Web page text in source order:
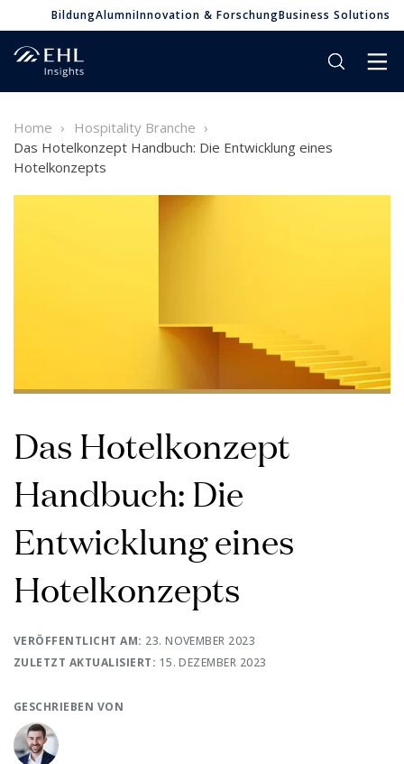
BildungAlumniInnovation & ForschungBusiness Solutions
Home
Hospitality Branche
Das Hotelkonzept Handbuch: Die Entwicklung eines
Hotelkonzepts
Das Hotelkonzept
Handbuch: Die
Entwicklung eines
Hotelkonzepts
VERÖFFENTLICHT AM: 23. NOVEMBER 2023
ZULETZT AKTUALISIERT: 15. DEZEMBER 2023
GESCHRIEBEN VON